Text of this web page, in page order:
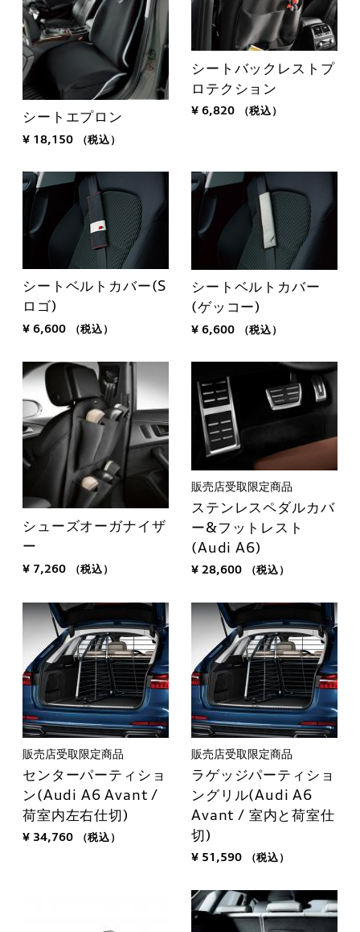
シートエプロン
¥ 18,150 （税込）
シートバックレストプ
ロテクション
¥ 6,820 （税込）
シートベルトカバー(S
ロゴ)
¥ 6,600 （税込）
シートベルトカバー
(ゲッコー)
¥ 6,600 （税込）
シューズオーガナイザ
ー
¥ 7,260 （税込）
販売店受取限定商品
ステンレスペダルカバ
ー&フットレスト
(Audi A6)
¥ 28,600 （税込）
販売店受取限定商品
センターパーティショ
ン(Audi A6 Avant /
荷室内左右仕切)
¥ 34,760 （税込）
販売店受取限定商品
ラゲッジパーティショ
ングリル(Audi A6
Avant / 室内と荷室仕
切)
¥ 51,590 （税込）